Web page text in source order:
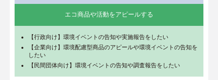
エコ商品や活動をアピールする
【行政向け】環境イベントの告知や実施報告をしたい
【企業向け】環境配慮型商品のアピールや環境イベントの告知を
したい
【民間団体向け】環境イベントの告知や調査報告をしたい